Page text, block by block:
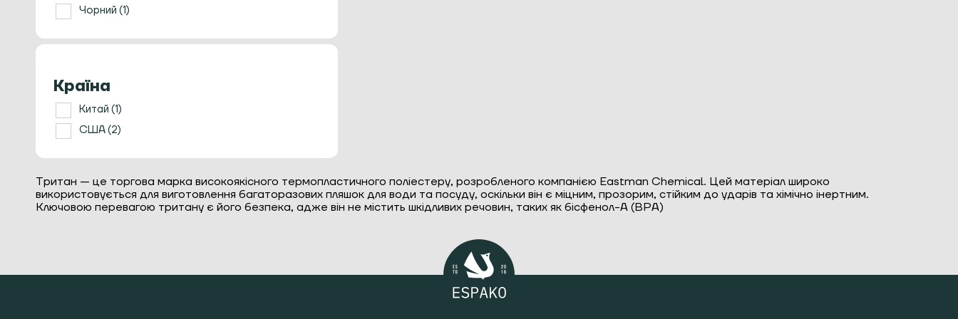
Розпушувачі/Розподільники
Ручні кавомолки
Темпери
Термостакани
Френч прес
Кавомашини
Чорний (1)
Країна
Китай (1)
США(2)
Тритан — це торгова марка високоякісного термопластичного поліестеру, розробленого компанією Eastman Chemical. Цей матеріал широко
використовується для виготовлення багаторазових пляшок для води та посуду, оскільки він є міцним, прозорим, стійким до ударів та хімічно інертним.
Ключовою перевагою тритану є його безпека, адже він не містить шкідливих речовин, таких як бісфенол-А (BPA)